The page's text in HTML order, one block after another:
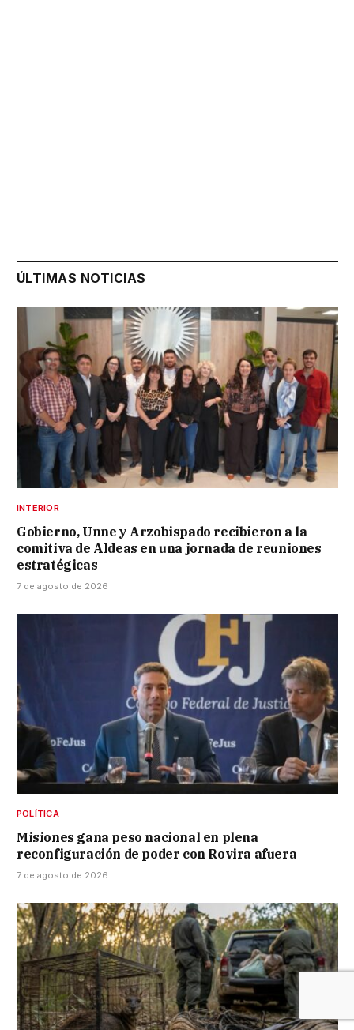
ÚLTIMAS NOTICIAS
INTERIOR
Gobierno, Unne y Arzobispado recibieron a la
comitiva de Aldeas en una jornada de reuniones
estratégicas
7 de agosto de 2026
POLÍTICA
Misiones gana peso nacional en plena
reconfiguración de poder con Rovira afuera
7 de agosto de 2026